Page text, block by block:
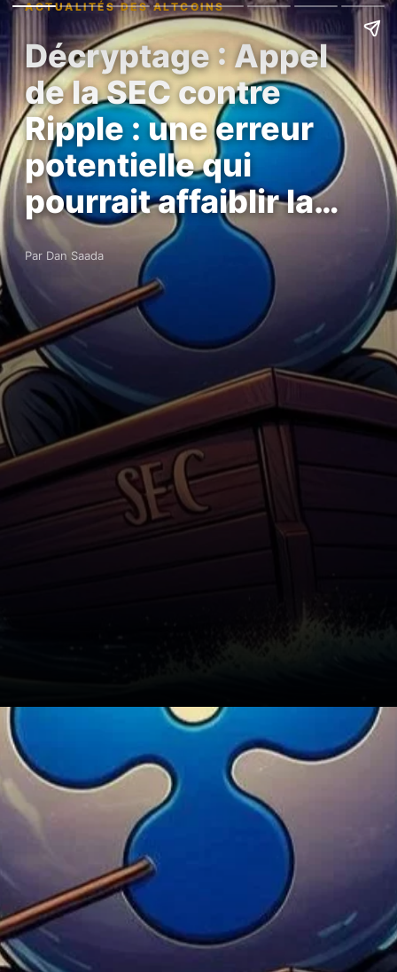
ACTUALITÉS DES ALTCOINS
Décryptage : Appel
de la SEC contre
Ripple : une erreur
potentielle qui
pourrait affaiblir la…
Par Dan Saada